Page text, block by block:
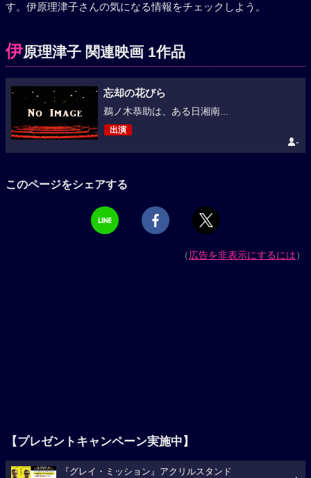
す。伊原理津子さんの気になる情報をチェックしよう。
伊原理津子 関連映画 1作品
忘却の花びら
鵜ノ木恭助は、ある日湘南...
出演
-
このページをシェアする
（広告を非表示にするには）
【プレゼントキャンペーン実施中】
『グレイ・ミッション』アクリルスタンド